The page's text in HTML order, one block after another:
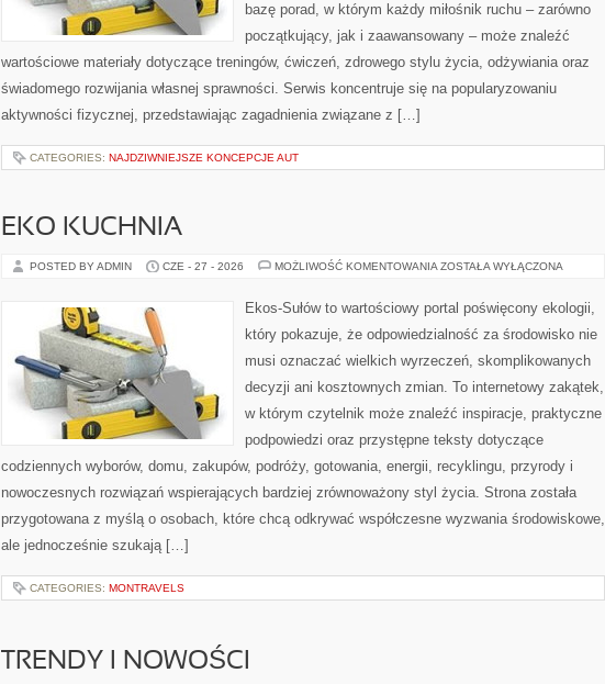
bazę porad, w którym każdy miłośnik ruchu – zarówno
początkujący, jak i zaawansowany – może znaleźć
wartościowe materiały dotyczące treningów, ćwiczeń, zdrowego stylu życia, odżywiania oraz
świadomego rozwijania własnej sprawności. Serwis koncentruje się na popularyzowaniu
aktywności fizycznej, przedstawiając zagadnienia związane z […]
CATEGORIES: NAJDZIWNIEJSZE KONCEPCJE AUT
EKO KUCHNIA
POSTED BY ADMIN CZE - 27 - 2026 MOŻLIWOŚĆ KOMENTOWANIA EKO
ZOSTAŁA WYŁĄCZONA
Ekos-Sułów to wartościowy portal poświęcony ekologii,
który pokazuje, że odpowiedzialność za środowisko nie
musi oznaczać wielkich wyrzeczeń, skomplikowanych
decyzji ani kosztownych zmian. To internetowy zakątek,
w którym czytelnik może znaleźć inspiracje, praktyczne
podpowiedzi oraz przystępne teksty dotyczące
codziennych wyborów, domu, zakupów, podróży, gotowania, energii, recyklingu, przyrody i
nowoczesnych rozwiązań wspierających bardziej zrównoważony styl życia. Strona została
przygotowana z myślą o osobach, które chcą odkrywać współczesne wyzwania środowiskowe,
ale jednocześnie szukają […]
CATEGORIES: MONTRAVELS
TRENDY I NOWOŚCI